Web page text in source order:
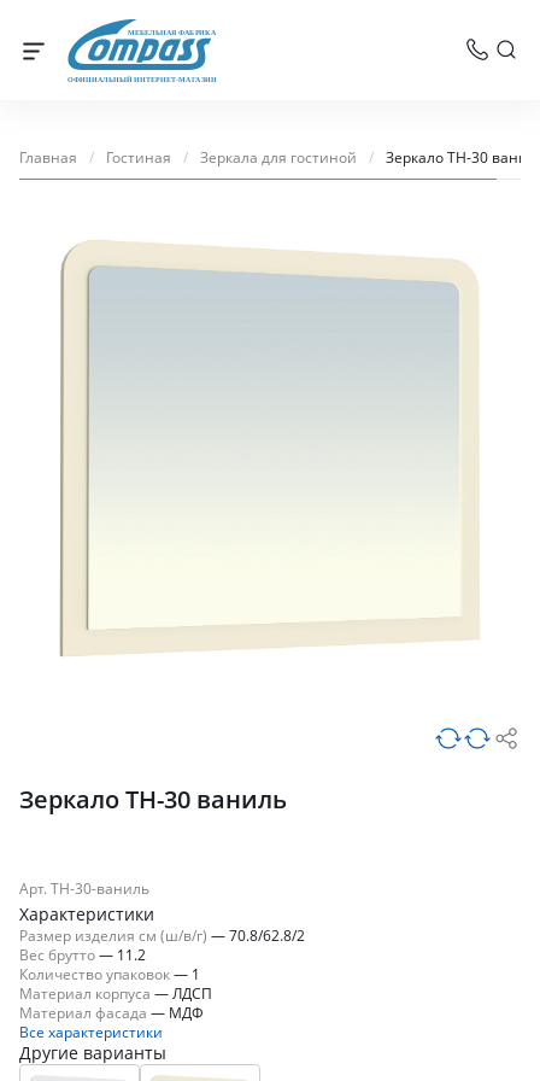
МЕБЕЛЬНАЯ ФАБРИКА
ОФИЦИАЛЬНЫЙ ИНТЕРНЕТ-МАГАЗИН
Главная / Гостиная / Зеркала для гостиной / Зеркало ТН-30
Зеркало ТН-30 ваниль
Арт. ТН-30-ваниль
Характеристики
Размер изделия см (ш/в/г) —70.8/62.8/2
Вес брутто— 11.2
Количество упаковок— 1
Материал корпуса —ЛДСП
Материал фасада — МДФ
Все характеристики
Другие варианты